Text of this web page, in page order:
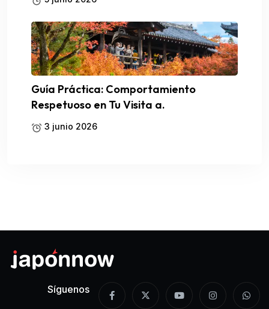
Guía Práctica: Comportamiento
Respetuoso en Tu Visita a.
3 junio 2026
Síguenos